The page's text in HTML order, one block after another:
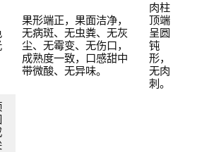
果形端正，果面洁净，
无病斑、无虫粪、无灰
尘、无霉变、无伤口，
成熟度一致，口感甜中
带微酸、无异味。
肉柱
顶端
呈圆
钝
形，
无肉
刺。